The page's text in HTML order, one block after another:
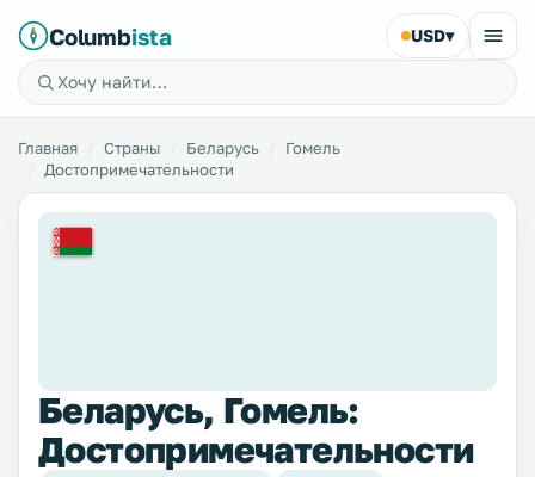
Columbista USD▾
Главная Страны Беларусь
Гомель
Достопримечательности
Беларусь, Гомель:
Достопримечательности